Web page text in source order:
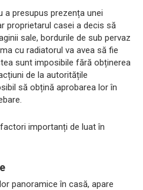
a presupus prezența unei
proprietarul casei a decis să
sale, bordurile de sub pervaz
cu radiatorul va avea să fie
sunt imposibile fără obținerea
de la autoritățile
să obțină aprobarea lor în
importanți de luat în
panoramice în casă, apare